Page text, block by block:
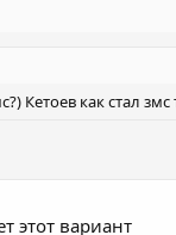
Кетоев как стал змс
этот вариант